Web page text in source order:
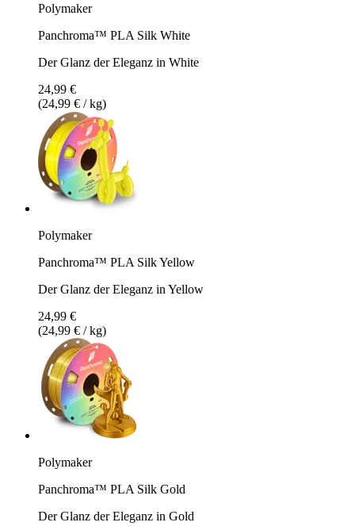
Polymaker
Panchroma™ PLA Silk White
Der Glanz der Eleganz in White
24,99 €
(24,99 € / kg)
Polymaker
Panchroma™ PLA Silk Yellow
Der Glanz der Eleganz in Yellow
24,99 €
(24,99 € / kg)
Polymaker
Panchroma™ PLA Silk Gold
Der Glanz der Eleganz in Gold